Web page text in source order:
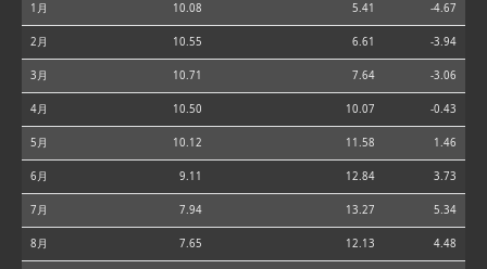
1月 10.08 5.41 -4.67
2月 10.55 6.61 -3.94
3月 10.71 7.64 -3.06
4月 10.50 10.07 -0.43
5月 10.12 11.58 1.46
6月 9.11 12.84 3.73
7月 7.94 13.27 5.34
8月 7.65 12.13 4.48